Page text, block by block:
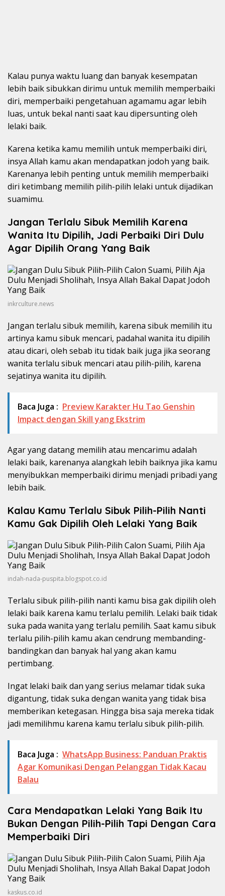
Kalau punya waktu luang dan banyak kesempatan
lebih baik sibukkan dirimu untuk memilih memperbaiki
diri, memperbaiki pengetahuan agamamu agar lebih
luas, untuk bekal nanti saat kau dipersunting oleh
lelaki baik.
Karena ketika kamu memilih untuk memperbaiki diri,
insya Allah kamu akan mendapatkan jodoh yang baik.
Karenanya lebih penting untuk memilih memperbaiki
diri ketimbang memilih pilih-pilih lelaki untuk dijadikan
suamimu.
Jangan Terlalu Sibuk Memilih Karena
Wanita Itu Dipilih, Jadi Perbaiki Diri Dulu
Agar Dipilih Orang Yang Baik
inkrculture.news
Jangan terlalu sibuk memilih, karena sibuk memilih itu
artinya kamu sibuk mencari, padahal wanita itu dipilih
atau dicari, oleh sebab itu tidak baik juga jika seorang
wanita terlalu sibuk mencari atau pilih-pilih, karena
sejatinya wanita itu dipilih.
Baca Juga : Preview Karakter Hu Tao Genshin
Impact dengan Skill yang Ekstrim
Agar yang datang memilih atau mencarimu adalah
lelaki baik, karenanya alangkah lebih baiknya jika kamu
menyibukkan memperbaiki dirimu menjadi pribadi yang
lebih baik.
Kalau Kamu Terlalu Sibuk Pilih-Pilih Nanti
Kamu Gak Dipilih Oleh Lelaki Yang Baik
indah-nada-puspita.blogspot.co.id
Terlalu sibuk pilih-pilih nanti kamu bisa gak dipilih oleh
lelaki baik karena kamu terlalu pemilih. Lelaki baik tidak
suka pada wanita yang terlalu pemilih. Saat kamu sibuk
terlalu pilih-pilih kamu akan cendrung membanding-
bandingkan dan banyak hal yang akan kamu
pertimbang.
Ingat lelaki baik dan yang serius melamar tidak suka
digantung, tidak suka dengan wanita yang tidak bisa
memberikan ketegasan. Hingga bisa saja mereka tidak
jadi memilihmu karena kamu terlalu sibuk pilih-pilih.
Baca Juga : WhatsApp Business: Panduan Praktis
Agar Komunikasi Dengan Pelanggan Tidak Kacau
Balau
Cara Mendapatkan Lelaki Yang Baik Itu
Bukan Dengan Pilih-Pilih Tapi Dengan Cara
Memperbaiki Diri
kaskus.co.id